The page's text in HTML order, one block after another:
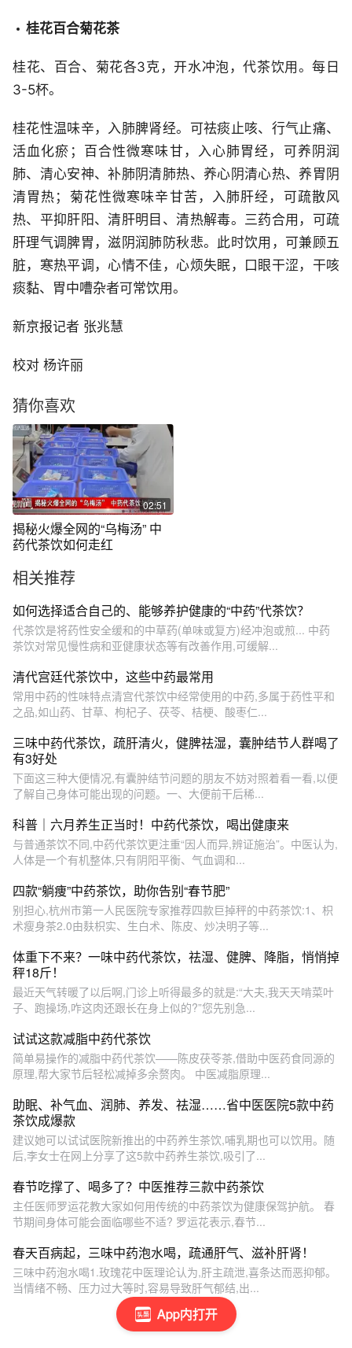
App内打开
桂花百合菊花茶
桂花、百合、菊花各3克，开水冲泡，代茶饮用。每日
3-5杯。
桂花性温味辛，入肺脾肾经。可祛痰止咳、行气止痛、
活血化瘀；百合性微寒味甘，入心肺胃经，可养阴润
肺、清心安神、补肺阴清肺热、养心阴清心热、养胃阴
清胃热；菊花性微寒味辛甘苦，入肺肝经，可疏散风
热、平抑肝阳、清肝明目、清热解毒。三药合用，可疏
肝理气调脾胃，滋阴润肺防秋悲。此时饮用，可兼顾五
脏，寒热平调，心情不佳，心烦失眠，口眼干涩，干咳
痰黏、胃中嘈杂者可常饮用。
新京报记者 张兆慧
校对 杨许丽
猜你喜欢
02:51
揭秘火爆全网的“乌梅汤” 中
药代茶饮如何走红
相关推荐
如何选择适合自己的、能够养护健康的“中药”代茶饮？
代茶饮是将药性安全缓和的中草药(单味或复方)经冲泡或煎... 中药
茶饮对常见慢性病和亚健康状态等有改善作用,可缓解...
清代宫廷代茶饮中，这些中药最常用
常用中药的性味特点清宫代茶饮中经常使用的中药,多属于药性平和
之品,如山药、甘草、枸杞子、茯苓、桔梗、酸枣仁...
三味中药代茶饮，疏肝清火，健脾祛湿，囊肿结节人群喝了
有3好处
下面这三种大便情况,有囊肿结节问题的朋友不妨对照着看一看,以便
了解自己身体可能出现的问题。一、大便前干后稀...
科普｜六月养生正当时！中药代茶饮，喝出健康来
与普通茶饮不同,中药代茶饮更注重“因人而异,辨证施治”。中医认为,
人体是一个有机整体,只有阴阳平衡、气血调和...
四款“躺痩”中药茶饮，助你告别“春节肥”
别担心,杭州市第一人民医院专家推荐四款巨掉秤的中药茶饮:1、枳
术瘦身茶2.0由麸枳实、生白术、陈皮、炒决明子等...
体重下不来？一味中药代茶饮，祛湿、健脾、降脂，悄悄掉
秤18斤！
最近天气转暖了以后啊,门诊上听得最多的就是:“大夫,我天天啃菜叶
子、跑操场,咋这肉还跟长在身上似的?”您先别急...
试试这款减脂中药代茶饮
简单易操作的减脂中药代茶饮——陈皮茯苓茶,借助中医药食同源的
原理,帮大家节后轻松减掉多余赘肉。 中医减脂原理...
助眠、补气血、润肺、养发、祛湿……省中医医院5款中药
茶饮成爆款
建议她可以试试医院新推出的中药养生茶饮,哺乳期也可以饮用。随
后,李女士在网上分享了这5款中药养生茶饮,吸引了...
春节吃撑了、喝多了？中医推荐三款中药茶饮
主任医师罗运花教大家如何用传统的中药茶饮为健康保驾护航。 春
节期间身体可能会面临哪些不适? 罗运花表示,春节...
春天百病起，三味中药泡水喝，疏通肝气、滋补肝肾！
三味中药泡水喝1.玫瑰花中医理论认为,肝主疏泄,喜条达而恶抑郁。
当情绪不畅、压力过大等时,容易导致肝气郁结,出...